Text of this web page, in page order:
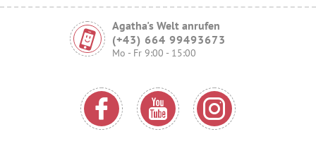
Agatha's Welt anrufen
(+43) 664 99493673
Mo - Fr 9:00 - 15:00